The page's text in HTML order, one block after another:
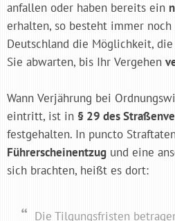
anfallen oder haben bereits ein
erhalten, so besteht immer
Deutschland die Möglichkeit, die
Sie abwarten, bis Ihr Vergehen
Wann Verjährung bei
eintritt, ist in § 29 des
festgehalten. In puncto
Führerscheinentzug und eine
sich brachten, heißt es dort:
Die Tilgungsfristen